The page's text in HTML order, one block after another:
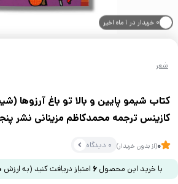
۰ خریدار در ۱ ماه اخیر
شعر
کازینس ترجمه محمدکاظم مزینانی نشر
0(از بدون خریدار) 0 دیدگاه
با خرید این محصول 6 امتیاز دریافت کنید (به ارزش